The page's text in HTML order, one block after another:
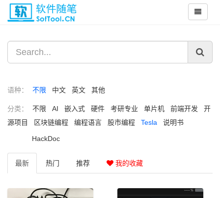
语种： 不限 中文 英文 其他
分类： 不限 AI 嵌入式 硬件 考研专业 单片机 前端开发
开
源项目
区块链编程 编程语言 股市编程 Tesla 说明书
HackDoc
最新 热门 推荐 我的收藏